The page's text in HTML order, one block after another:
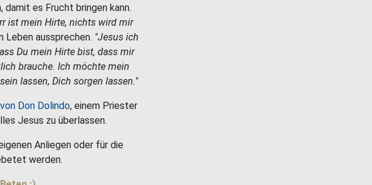
es Frucht bringen kann.
ist mein Hirte, nichts wird mir
Leben aussprechen. "Jesus ich
Du mein Hirte bist, dass mir
brauche. Ich möchte mein
lassen, Dich sorgen lassen."
Don Dolindo, einem Priester
Jesus zu überlassen.
Anliegen oder für die
werden.